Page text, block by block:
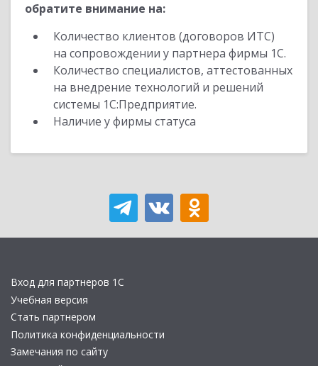
обратите внимание на:
Количество клиентов (договоров ИТС)
на сопровождении у партнера фирмы 1С.
Количество специалистов, аттестованных
на внедрение технологий и решений
системы 1С:Предприятие.
Наличие у фирмы статуса
Вход для партнеров 1С
Учебная версия
Стать партнером
Политика конфиденциальности
Замечания по сайту